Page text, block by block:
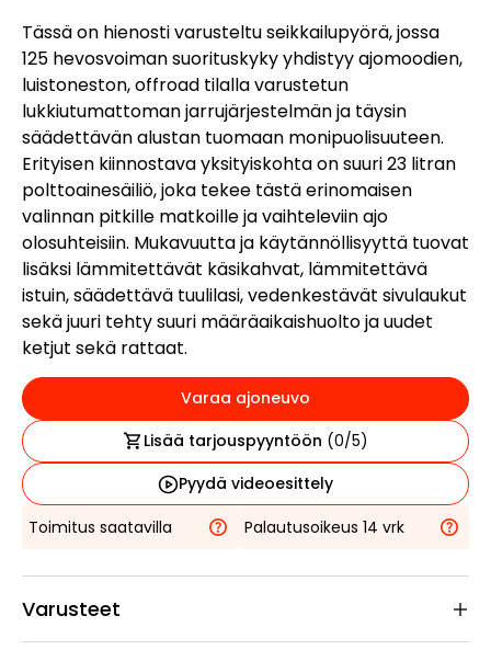
Tässä on hienosti varusteltu seikkailupyörä, jossa
125 hevosvoiman suorituskyky yhdistyy ajomoodien,
luistoneston, offroad tilalla varustetun
lukkiutumattoman jarrujärjestelmän ja täysin
säädettävän alustan tuomaan monipuolisuuteen.
Erityisen kiinnostava yksityiskohta on suuri 23 litran
polttoainesäiliö, joka tekee tästä erinomaisen
valinnan pitkille matkoille ja vaihteleviin ajo
olosuhteisiin. Mukavuutta ja käytännöllisyyttä tuovat
lisäksi lämmitettävät käsikahvat, lämmitettävä
istuin, säädettävä tuulilasi, vedenkestävät sivulaukut
sekä juuri tehty suuri määräaikaishuolto ja uudet
ketjut sekä rattaat.
Varaa ajoneuvo
Lisää tarjouspyyntöön (0/5)
Pyydä videoesittely
Toimitus saatavilla
Palautusoikeus 14 vrk
Varusteet